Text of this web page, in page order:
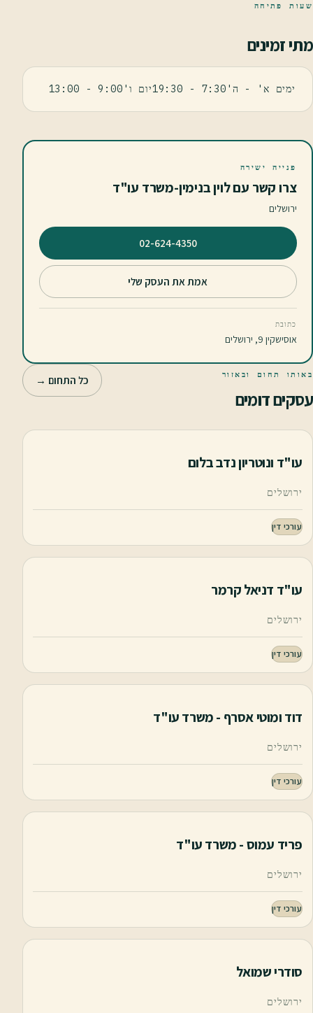
שעות פתיחה
מתי זמינים
ימים א' - ה'7:30 - 19:30יום ו'9:00 - 13:00
פנייה ישירה
צרו קשר עם לוין בנימין-משרד עו"ד
ירושלים
⁦02-624-4350⁩
אמת את העסק שלי
כתובת
אוסישקין 9, ירושלים
באותו תחום ובאזור
עסקים דומים
כל התחום →
עו"ד ונוטריון נדב בלום
ירושלים
עורכי דין
עו"ד דניאל קרמר
ירושלים
עורכי דין
דוד ומוטי אסרף - משרד עו"ד
ירושלים
עורכי דין
פריד עמוס - משרד עו"ד
ירושלים
עורכי דין
סודרי שמואל
ירושלים